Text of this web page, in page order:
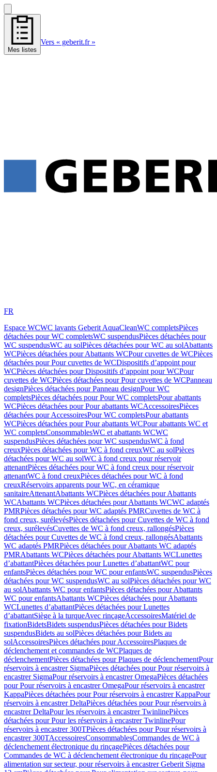
Mes listes
Vers « geberit.fr »
FR
Espace WCWC lavants Geberit AquaCleanWC completsPièces
détachées pour WC completsWC suspendusPièces détachées pour
WC suspendusWC au solPièces détachées pour WC au solAbattants
WCPièces détachées pour Abattants WCPour cuvettes de WCPièces
détachées pour Pour cuvettes de WCDispositifs d’appoint pour
WCPièces détachées pour Dispositifs d’appoint pour WCPour
cuvettes de WCPièces détachées pour Pour cuvettes de WCPanneau
designPièces détachées pour Panneau designPour WC
completsPièces détachées pour Pour WC completsPour abattants
WCPièces détachées pour Pour abattants WCAccessoiresPièces
détachées pour AccessoiresPour WC completsPour abattants
WCPièces détachées pour Pour abattants WCPour abattants WC et
WC completsConsommablesWC et abattants WCWC
suspendusPièces détachées pour WC suspendusWC à fond
creuxPièces détachées pour WC à fond creuxWC au solPièces
détachées pour WC au solWC à fond creux pour réservoir
attenantPièces détachées pour WC à fond creux pour réservoir
attenantWC à fond creuxPièces détachées pour WC à fond
creuxRéservoirs apparents pour WC, en céramique
sanitaireAttenantAbattants WCPièces détachées pour Abattants
WCAbattants WCPièces détachées pour Abattants WCWC adaptés
PMRPièces détachées pour WC adaptés PMRCuvettes de WC à
fond creux, surélevésPièces détachées pour Cuvettes de WC à fond
creux, surélevésCuvettes de WC à fond creux, rallongésPièces
détachées pour Cuvettes de WC à fond creux, rallongésAbattants
WC adaptés PMRPièces détachées pour Abattants WC adaptés
PMRAbattants WCPièces détachées pour Abattants WCLunettes
d’abattantPièces détachées pour Lunettes d’abattantWC pour
enfantsPièces détachées pour WC pour enfantsWC suspendusPièces
détachées pour WC suspendusWC au solPièces détachées pour WC
au solAbattants WC pour enfantsPièces détachées pour Abattants
WC pour enfantsAbattants WCPièces détachées pour Abattants
WCLunettes d’abattantPièces détachées pour Lunettes
d’abattantSiège à la turqueAvec rinçageAccessoiresMatériel de
fixationBidetsBidets suspendusPièces détachées pour Bidets
suspendusBidets au solPièces détachées pour Bidets au
solAccessoiresPièces détachées pour AccessoiresPlaques de
déclenchement et commandes de WCPlaques de
déclenchementPièces détachées pour Plaques de déclenchementPour
réservoirs à encastrer SigmaPièces détachées pour Pour réservoirs à
encastrer SigmaPour réservoirs à encastrer OmegaPièces détachées
pour Pour réservoirs à encastrer OmegaPour réservoirs à encastrer
KappaPièces détachées pour Pour réservoirs à encastrer KappaPour
réservoirs à encastrer DeltaPièces détachées pour Pour réservoirs à
encastrer DeltaPour les réservoirs à encastrer TwinlinePièces
détachées pour Pour les réservoirs à encastrer TwinlinePour
réservoirs à encastrer 300TPièces détachées pour Pour réservoirs à
encastrer 300TAccessoiresConsommablesCommandes de WC à
déclenchement électronique du rinçagePièces détachées pour
Commandes de WC à déclenchement électronique du rinçagePour
alimentation sur secteur, pour réservoirs à encastrer Geberit Sigma